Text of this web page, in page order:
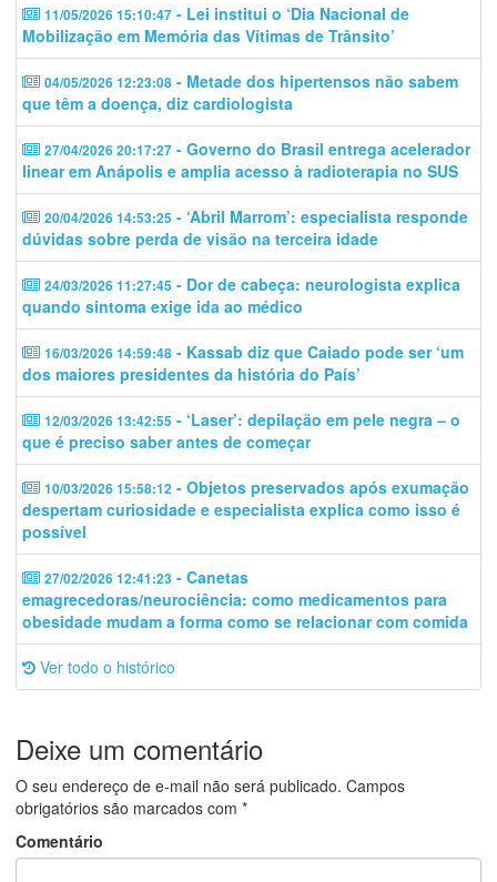
11/05/2026 15:10:47 - Lei institui o ‘Dia Nacional de
Mobilização em Memória das Vítimas de Trânsito’
04/05/2026 12:23:08 - Metade dos hipertensos não sabem
que têm a doença, diz cardiologista
27/04/2026 20:17:27 - Governo do Brasil entrega acelerador
linear em Anápolis e amplia acesso à radioterapia no SUS
20/04/2026 14:53:25 - ‘Abril Marrom’: especialista responde
dúvidas sobre perda de visão na terceira idade
24/03/2026 11:27:45 - Dor de cabeça: neurologista explica
quando sintoma exige ida ao médico
16/03/2026 14:59:48 - Kassab diz que Caiado pode ser ‘um
dos maiores presidentes da história do País’
12/03/2026 13:42:55 - ‘Laser’: depilação em pele negra – o
que é preciso saber antes de começar
10/03/2026 15:58:12 - Objetos preservados após exumação
despertam curiosidade e especialista explica como isso é
possível
27/02/2026 12:41:23 - Canetas
emagrecedoras/neurociência: como medicamentos para
obesidade mudam a forma como se relacionar com comida
Ver todo o histórico
Deixe um comentário
O seu endereço de e-mail não será publicado. Campos
obrigatórios são marcados com *
Comentário